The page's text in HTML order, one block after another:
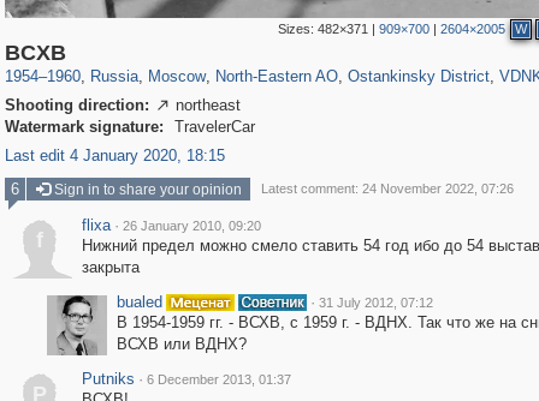
Sizes: 482×371 | 909×700| 2604×2005 W
ВCХВ
1954–1960, Russia, Moscow, North-Eastern AO, Ostankinsky District,
48
Shooting direction:  northeast
Watermark signature:
TravelerCar
Last edit 4 January 2020, 18:15
6
Sign in to share your opinion Latest comment: 24 November 2022, 07:26
f
flixa · 26 January 2010, 09:20
Нижний предел можно смело ставить 54 год ибо до 54
закрыта
bualed
· 31 July 2012, 07:12
В 1954-1959 гг. - ВСХВ, с 1959 г. - ВДНХ. Так что же на
ВСХВ или ВДНХ?
P
Putniks · 6 December 2013, 01:37